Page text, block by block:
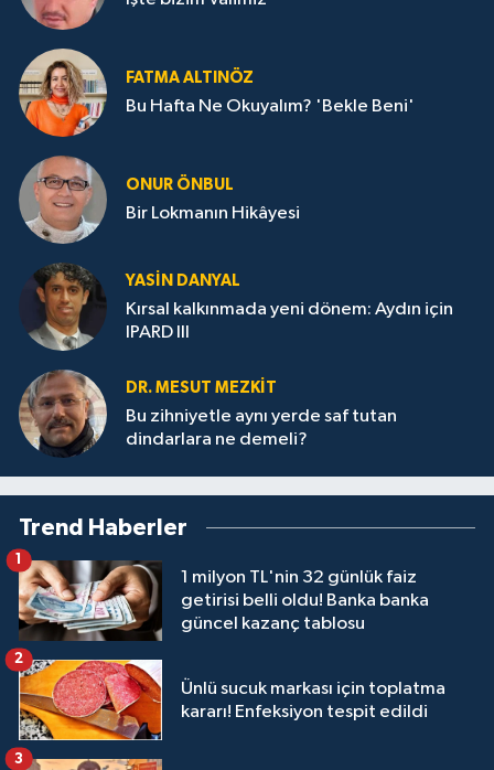
FATMA ALTINÖZ
Bu Hafta Ne Okuyalım? 'Bekle Beni'
ONUR ÖNBUL
Bir Lokmanın Hikâyesi
YASIN DANYAL
Kırsal kalkınmada yeni dönem: Aydın için
IPARD III
DR. MESUT MEZKIT
Bu zihniyetle aynı yerde saf tutan
dindarlara ne demeli?
Trend Haberler
1 milyon TL'nin 32 günlük faiz
getirisi belli oldu! Banka banka
güncel kazanç tablosu
1
Ünlü sucuk markası için toplatma
kararı! Enfeksiyon tespit edildi
2
3